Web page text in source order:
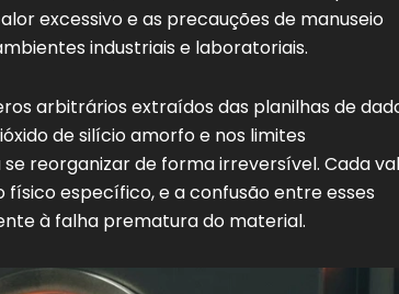
excessivo e as precauções de manuseio
industriais e laboratoriais.
arbitrários extraídos das planilhas de
de silício amorfo e nos limites
reorganizar de forma irreversível. Cada
específico, e a confusão entre esses
à falha prematura do material.